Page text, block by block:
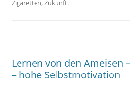
Zigaretten,Zukunft.
Lernen von den Ameisen
– hohe Selbstmotivation